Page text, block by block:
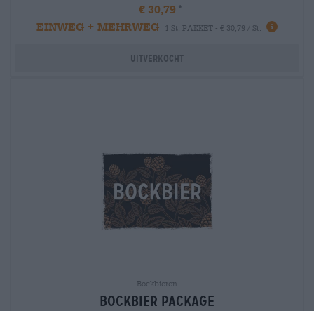
€ 30,79
EINWEG + MEHRWEG
1 St. PAKKET - € 30,79 / St.
Uitverkocht
Bockbieren
bockbier package